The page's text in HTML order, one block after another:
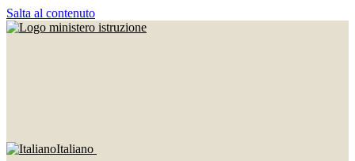
Salta al contenuto
Italiano